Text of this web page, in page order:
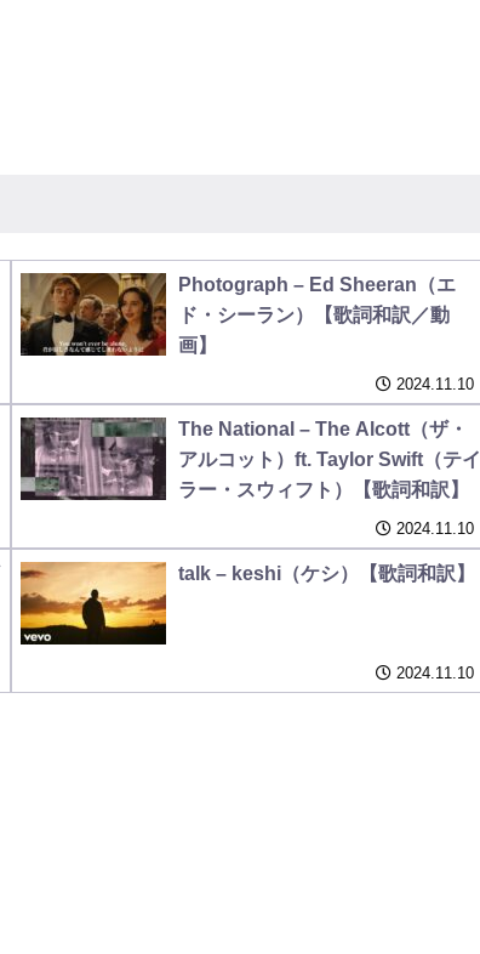
Photograph – Ed Sheeran（エ
ド・シーラン）【歌詞和訳／動
画】
2024.11.10
The National – The Alcott（ザ・
アルコット）ft. Taylor Swift（テイ
ラー・スウィフト）【歌詞和訳】
2024.11.10
talk – keshi（ケシ）【歌詞和訳】
2024.11.10